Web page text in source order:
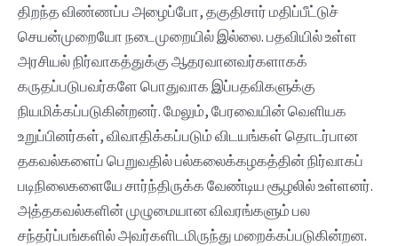
திறந்த விண்ணப்ப அழைப்போ, தகுதிசார் மதிப்பீட்டுச்
செயன்முறையோ நடைமுறையில் இல்லை. பதவியில் உள்ள
அரசியல் நிர்வாகத்துக்கு ஆதரவானவர்களாகக்
கருதப்படுபவர்களே பொதுவாக இப்பதவிகளுக்கு
நியமிக்கப்படுகின்றனர். மேலும், பேரவையின் வெளியக
உறுப்பினர்கள், விவாதிக்கப்படும் விடயங்கள் தொடர்பான
தகவல்களைப் பெறுவதில் பல்கலைக்கழகத்தின் நிர்வாகப்
படிநிலைகளையே சார்ந்திருக்க வேண்டிய சூழலில் உள்ளனர்.
அத்தகவல்களின் முழுமையான விவரங்களும் பல
சந்தர்ப்பங்களில் அவர்களிடமிருந்து மறைக்கப்படுகின்றன.